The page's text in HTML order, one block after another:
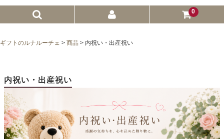
0
ウェイトドール
ウェルカムボード
クロックギフト
ギフトのルナルーチェ > 商品 > 内祝い・出産祝い
内祝い・出産祝い